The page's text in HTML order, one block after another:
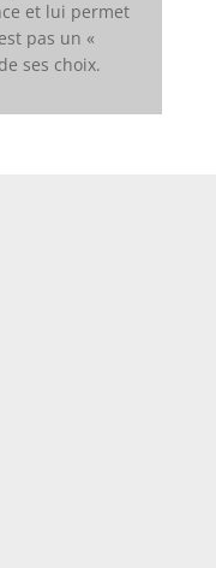
et lui permet
pas un «
ses choix.